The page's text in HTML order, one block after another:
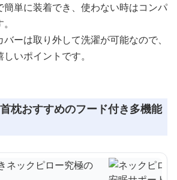
簡単に装着でき、使わない時はコンパ
ーは取り外して洗濯が可能なので、
いポイントです。
枕おすすめのフード付き多機能